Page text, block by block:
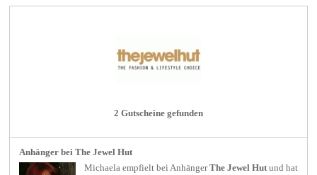
2 Gutscheine gefunden
Anhänger bei The Jewel Hut
Michaela empfielt beiAnhänger The Jewel Hutund hat